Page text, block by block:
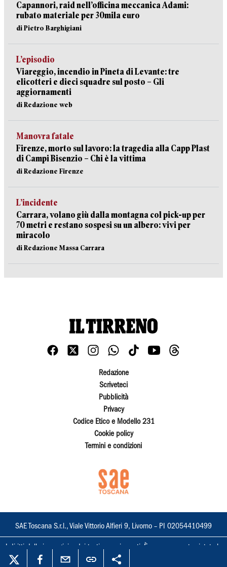
Capannori, raid nell’officina meccanica Adami:
rubato materiale per 30mila euro
di Pietro Barghigiani
L’episodio
Viareggio, incendio in Pineta di Levante: tre
elicotteri e dieci squadre sul posto – Gli
aggiornamenti
di Redazione web
Manovra fatale
Firenze, morto sul lavoro: la tragedia alla Capp Plast
di Campi Bisenzio – Chi è la vittima
di Redazione Firenze
L’incidente
Carrara, volano giù dalla montagna col pick-up per
70 metri e restano sospesi su un albero: vivi per
miracolo
di Redazione Massa Carrara
Redazione
Scriveteci
Pubblicità
Privacy
Codice Etico e Modello 231
Cookie policy
Termini e condizioni
SAE Toscana S.r.l., Viale Vittorio Alfieri 9, Livorno – PI 02054410499
I diritti delle immagini e dei testi sono riservati. È espressamente vietata la
loro riproduzione con qualsiasi mezzo e l'adattamento totale o parziale.